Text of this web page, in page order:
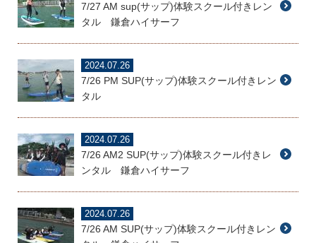
7/27 AM sup(サップ)体験スクール付きレン
タル 鎌倉ハイサーフ
2024.07.26
7/26 PM SUP(サップ)体験スクール付きレン
タル
2024.07.26
7/26 AM2 SUP(サップ)体験スクール付きレ
ンタル 鎌倉ハイサーフ
2024.07.26
7/26 AM SUP(サップ)体験スクール付きレン